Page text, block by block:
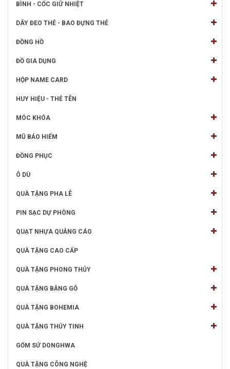
BÌNH - CỐC GIỮ NHIỆT
DÂY ĐEO THẺ - BAO ĐỰNG THẺ
ĐỒNG HỒ
ĐỒ GIA DỤNG
HỘP NAME CARD
HUY HIỆU - THẺ TÊN
MÓC KHÓA
MŨ BẢO HIỂM
ĐỒNG PHỤC
Ô DÙ
QUÀ TẶNG PHA LÊ
PIN SẠC DỰ PHÒNG
QUẠT NHỰA QUẢNG CÁO
QUÀ TẶNG CAO CẤP
QUÀ TẶNG PHONG THỦY
QUÀ TẶNG BẰNG GỖ
QUÀ TẶNG BOHEMIA
QUÀ TẶNG THỦY TINH
GỐM SỨ DONGHWA
QUÀ TẶNG CÔNG NGHỆ